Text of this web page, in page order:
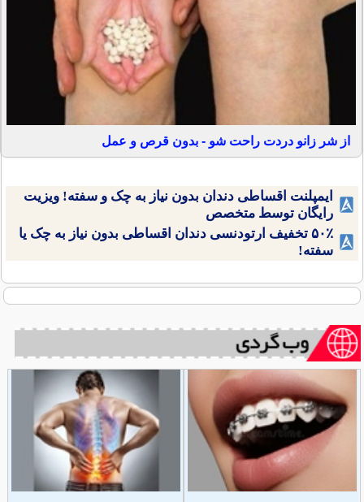
از شر زانو دردت راحت شو - بدون قرص و عمل
ایمپلنت اقساطی دندان بدون نیاز به چک و سفته! ویزیت
رایگان توسط متخصص
۵۰٪ تخفیف ارتودنسی دندان اقساطی بدون نیاز به چک یا
سفته!